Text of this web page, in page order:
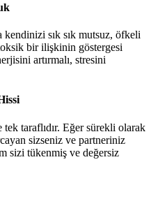
sık sık mutsuz, öfkeli
bir ilişkinin göstergesi
artırmalı, stresini
taraflıdır. Eğer sürekli olarak
sizseniz ve partneriniz
sizi tükenmiş ve değersiz